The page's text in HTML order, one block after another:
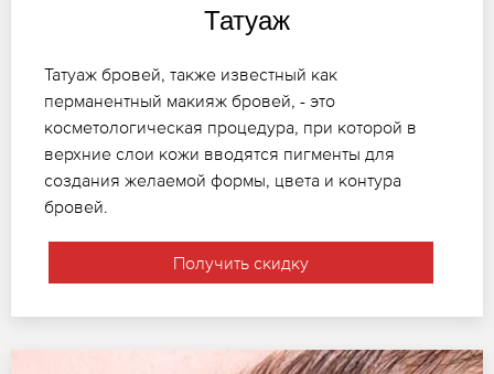
Татуаж
Татуаж бровей, также известный как
перманентный макияж бровей, - это
косметологическая процедура, при которой в
верхние слои кожи вводятся пигменты для
создания желаемой формы, цвета и контура
бровей.
Получить скидку